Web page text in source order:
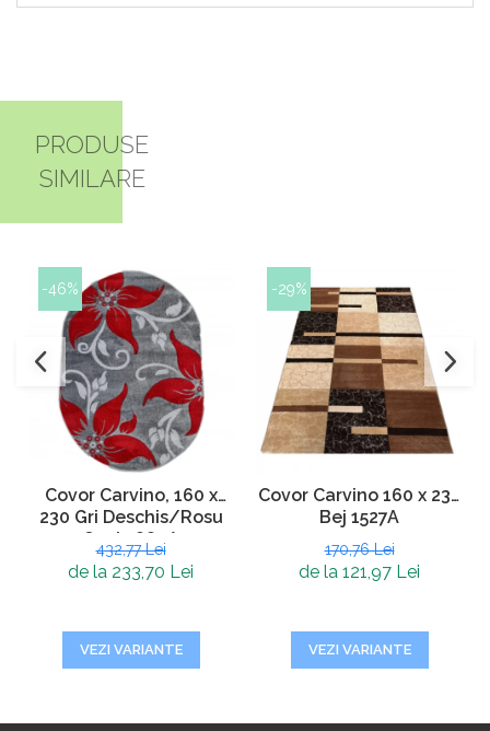
PRODUSE
SIMILARE
-46%
Covor Carvino, 160 x
230 Gri Deschis/Rosu
Oval 1884A
432,77 Lei
de la 233,70 Lei
VEZI VARIANTE
-29%
Covor Carvino 160 x 230
Bej 1527A
170,76 Lei
de la 121,97 Lei
VEZI VARIANTE